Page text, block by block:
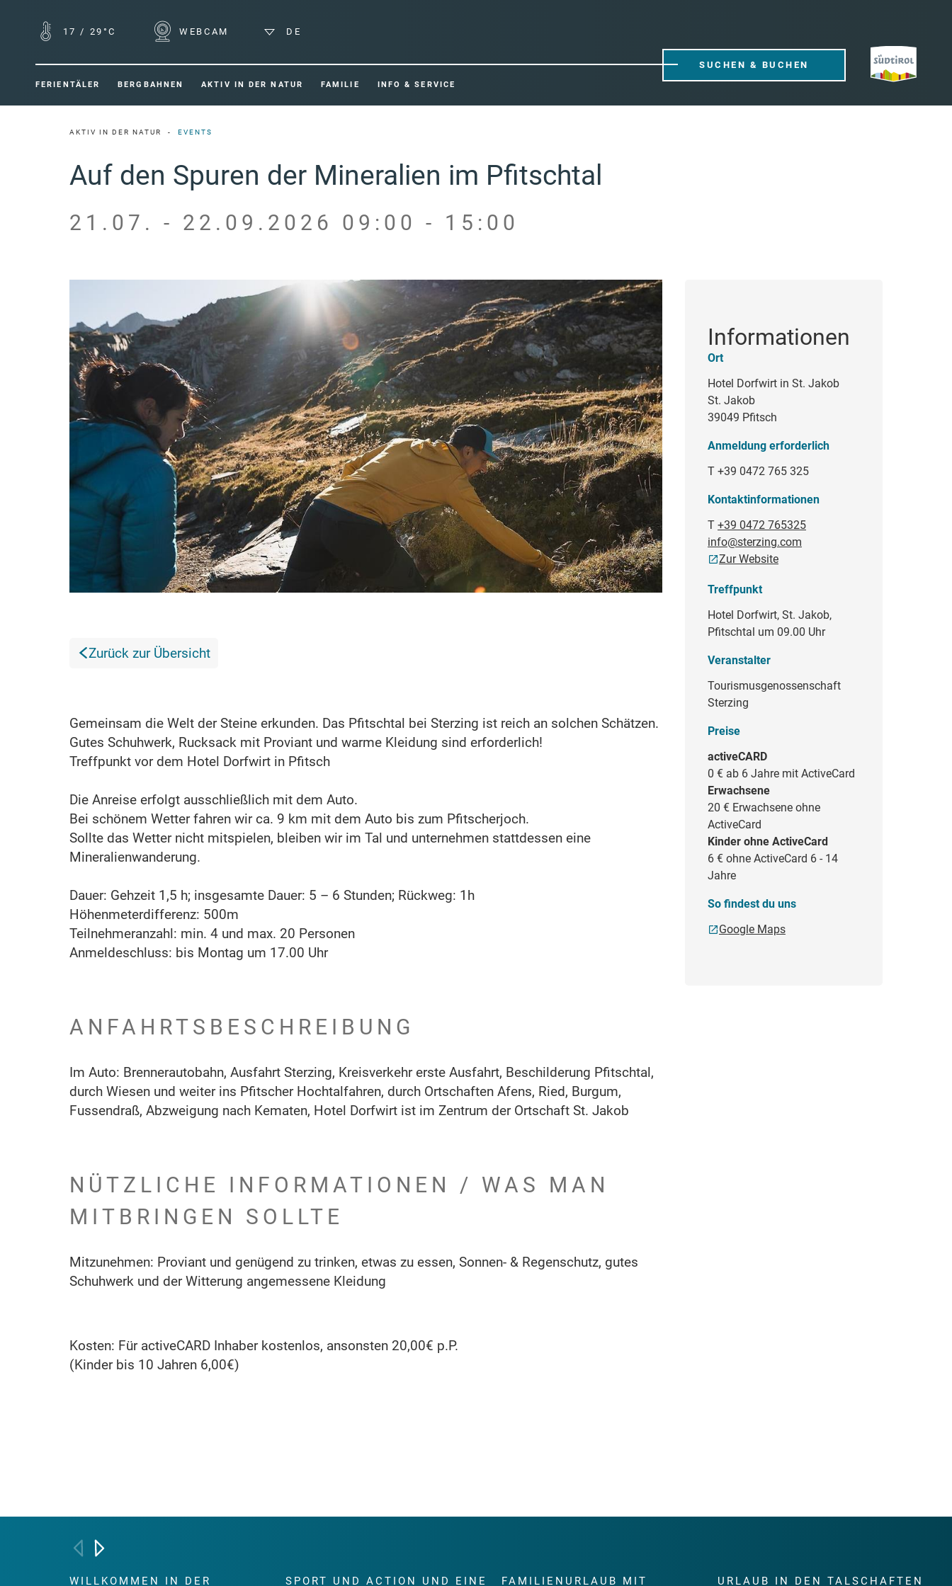
17 / 29°C WEBCAM DE
FERIENTÄLER BERGBAHNEN AKTIV IN DER NATUR FAMILIE INFO & SERVICE
SUCHEN & BUCHEN
AKTIV IN DER NATUR EVENTS
Auf den Spuren der Mineralien im Pfitschtal
21.07. - 22.09.2026 09:00 - 15:00
Zurück zur Übersicht
Gemeinsam die Welt der Steine erkunden. Das Pfitschtal bei Sterzing ist reich an solchen Schätzen.
Gutes Schuhwerk, Rucksack mit Proviant und warme Kleidung sind erforderlich!
Treffpunkt vor dem Hotel Dorfwirt in Pfitsch
Die Anreise erfolgt ausschließlich mit dem Auto.
Bei schönem Wetter fahren wir ca. 9 km mit dem Auto bis zum Pfitscherjoch.
Sollte das Wetter nicht mitspielen, bleiben wir im Tal und unternehmen stattdessen eine
Mineralienwanderung.
Dauer: Gehzeit 1,5 h; insgesamte Dauer: 5 – 6 Stunden; Rückweg: 1h
Höhenmeterdifferenz: 500m
Teilnehmeranzahl: min. 4 und max. 20 Personen
Anmeldeschluss: bis Montag um 17.00 Uhr
ANFAHRTSBESCHREIBUNG
Im Auto: Brennerautobahn, Ausfahrt Sterzing, Kreisverkehr erste Ausfahrt, Beschilderung Pfitschtal,
durch Wiesen und weiter ins Pfitscher Hochtalfahren, durch Ortschaften Afens, Ried, Burgum,
Fussendraß, Abzweigung nach Kematen, Hotel Dorfwirt ist im Zentrum der Ortschaft St. Jakob
NÜTZLICHE INFORMATIONEN / WAS MAN
MITBRINGEN SOLLTE
Mitzunehmen: Proviant und genügend zu trinken, etwas zu essen, Sonnen- & Regenschutz, gutes
Schuhwerk und der Witterung angemessene Kleidung
Kosten: Für activeCARD Inhaber kostenlos, ansonsten 20,00€ p.P.
(Kinder bis 10 Jahren 6,00€)
Informationen
Ort
Hotel Dorfwirt in St. Jakob
St. Jakob
39049 Pfitsch
Anmeldung erforderlich
T +39 0472 765 325
Kontaktinformationen
T +39 0472 765325
info@sterzing.com
Zur Website
Treffpunkt
Hotel Dorfwirt, St. Jakob,
Pfitschtal um 09.00 Uhr
Veranstalter
Tourismusgenossenschaft
Sterzing
Preise
activeCARD
0 € ab 6 Jahre mit ActiveCard
Erwachsene
20 € Erwachsene ohne
ActiveCard
Kinder ohne ActiveCard
6 € ohne ActiveCard 6 - 14
Jahre
So findest du uns
Google Maps
WILLKOMMEN IN DER
SPORT UND ACTION UND EINE
FAMILIENURLAUB MIT
URLAUB IN DEN TALSCHAFTEN